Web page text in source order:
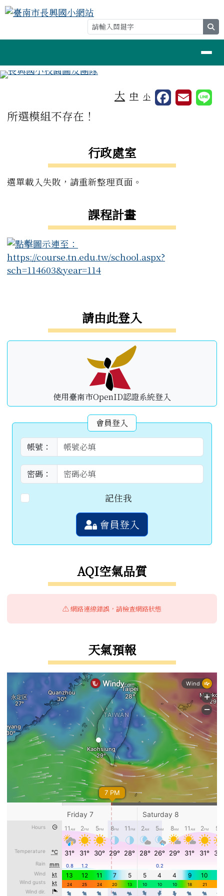
跳至主內容區
臺南市長興國小網站
大 中 小
主內容區域
所選模組不存在！
行政處室
選單載入失敗，請重新整理頁面。
課程計畫
請由此登入
使用臺南市OpenID認證系統登入
會員登入
帳號：
密碼：
記住我
會員登入
AQI空氣品質
⚠️ 網路連線錯誤，請檢查網路狀態
天氣預報
頁尾區域